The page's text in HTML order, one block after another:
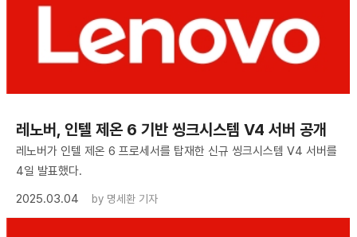
​레노버, 인텔 제온 6 기반 씽크시스템 V4 서버 공개
레노버가 인텔 제온 6 프로세서를 탑재한 신규 씽크시스템 V4 서버를
4일 발표했다.
2025.03.04
by 명세환 기자